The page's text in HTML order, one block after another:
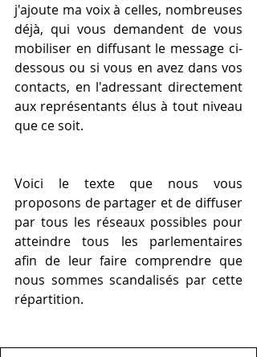
j'ajoute ma voix à celles, nombreuses
déjà, qui vous demandent de vous
mobiliser en diffusant le message ci-
dessous ou si vous en avez dans vos
contacts, en l'adressant directement
aux représentants élus à tout niveau
que ce soit.
Voici le texte que nous vous
proposons de partager et de diffuser
par tous les réseaux possibles pour
atteindre tous les parlementaires
afin de leur faire comprendre que
nous sommes scandalisés par cette
répartition.